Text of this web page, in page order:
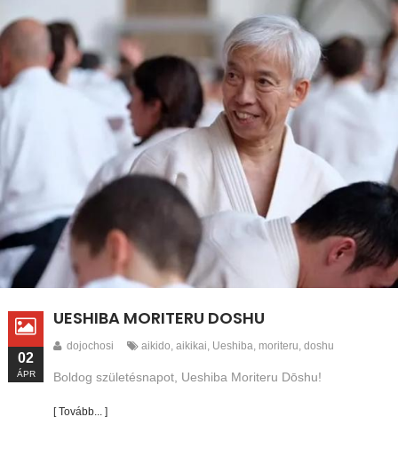
UESHIBA MORITERU DOSHU
dojochosi aikido, aikikai, Ueshiba, moriteru, doshu
Boldog születésnapot, Ueshiba Moriteru Dōshu!
[ Tovább... ]
02
ÁPR